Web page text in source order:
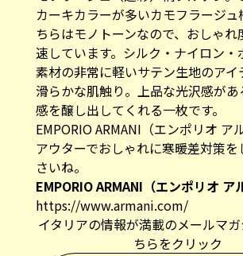
カーキカラーが多いカモフラージュ
ちらはモノトーンなので、おしゃれ
速しています。シルク・ナイロン・
素材の非常に軽いサテン生地のアイ
滑らかな肌触り。上品な光沢感があ
感を醸し出してくれる一枚です。
EMPORIO ARMANI（エンポリオ ア
アウターでおしゃれに寒暖差対策を
さいね。
EMPORIO ARMANI（エンポリオ ア
https://www.armani.com/
イタリアの情報が満載のメールマ
ちらをクリック